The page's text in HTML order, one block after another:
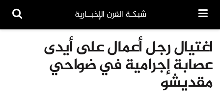
شبكـة القرن الإخبــارية
اغتيال رجل أعمال على أيدى
عصابة إجرامية في ضواحي
مقديشو